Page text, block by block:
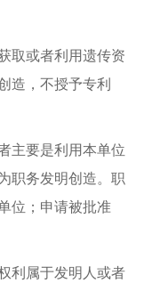
或者利用遗传资
造，不授予专利
要是利用本单位
职务发明创造。职
位；申请被批准
属于发明人或者